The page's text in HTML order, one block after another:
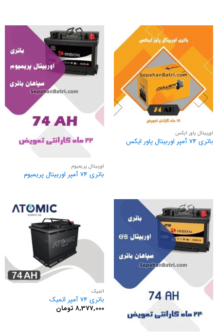
اوربیتال پاور ایکس
باتری 74 آمپر اوربیتال پاور ایکس
اوربیتال پریمیوم
باتری 74 آمپر اوربیتال پریمیوم
اتمیک
باتری 74 آمپر اتمیک
8,377,000 تومان